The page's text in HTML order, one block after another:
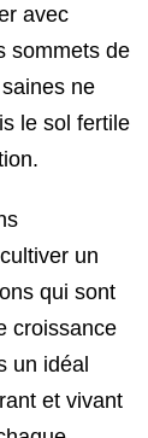
avec
sommets de
ne
le sol fertile
un
qui sont
croissance
un idéal
et vivant